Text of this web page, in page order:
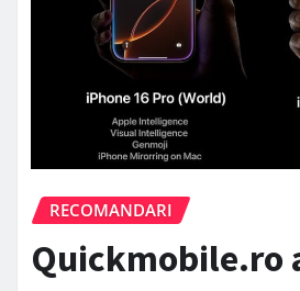
RECOMANDARI
Quickmobile.ro